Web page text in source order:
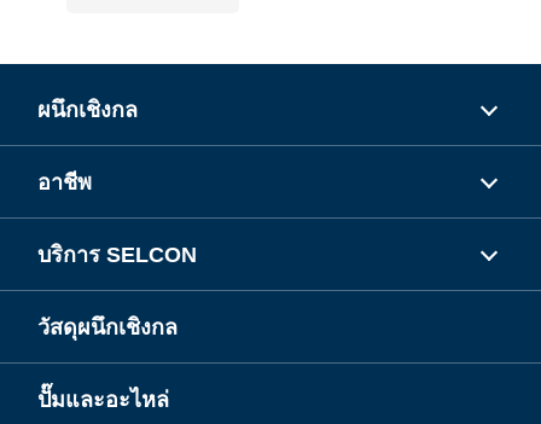
ผนึกเชิงกล
อาชีพ
บริการ SELCON
วัสดุผนึกเชิงกล
ปั๊มและอะไหล่